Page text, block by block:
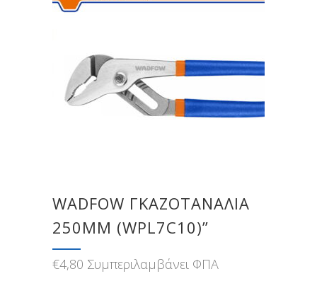
WADFOW ΓΚΑΖΟΤΑΝΑΛΙΑ
250MM (WPL7C10)”
€4,80 Συμπεριλαμβάνει ΦΠΑ